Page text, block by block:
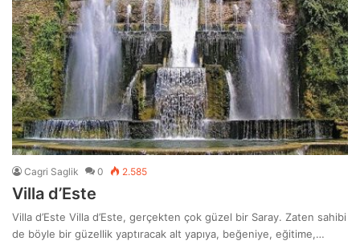
Cagri Saglik 0 2.585
Villa d’Este
Villa d’Este Villa d’Este, gerçekten çok güzel bir Saray. Zaten sahibi
de böyle bir güzellik yaptıracak alt yapıya, beğeniye, eğitime,…